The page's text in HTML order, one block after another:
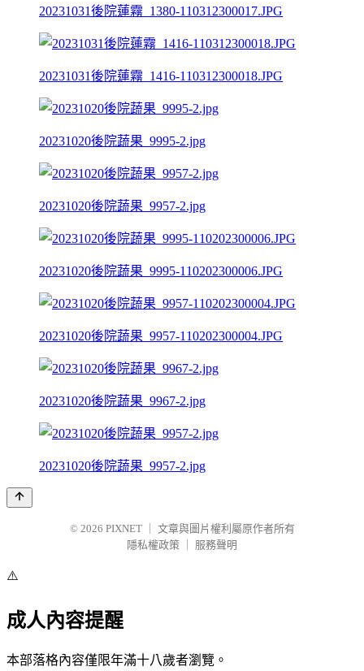
20231031後院蓮霧_1380-110312300017.JPG
20231031後院蓮霧_1416-110312300018.JPG
20231020後院蔬果_9995-2.jpg
20231020後院蔬果_9957-2.jpg
20231020後院蔬果_9995-110202300006.JPG
20231020後院蔬果_9957-110202300004.JPG
20231020後院蔬果_9967-2.jpg
20231020後院蔬果_9957-2.jpg
© 2026 PIXNET
文章與圖片權利屬原作者所有
隱私權政策
服務聲明
⚠️
成人內容提醒
本部落格內容僅限年滿十八歲者瀏覽。